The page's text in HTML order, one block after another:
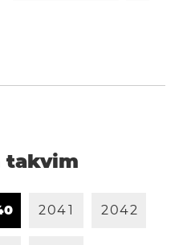
takvim
0 2041 2042